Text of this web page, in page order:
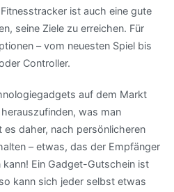
ist auch eine gute
seine Ziele zu erreichen. Für
– vom neuesten Spiel bis
Controller.
auf dem Markt
was man
es daher, nach persönlicheren
– etwas, das der Empfänger
Ein Gadget-Gutschein ist
kann sich jeder selbst etwas